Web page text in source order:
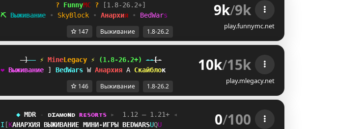
? FunnyMC ? [1 . 8-26. 2+]
⛏ Выживание • SkyBl ock • Анархия • BedWars 9k/9k
play.funnymc.net
147 Выживание 1.8-26.2
-]-- ⚡ MineLegacy ⚡ (1.8-26.2+) --[-
❤ Выживание T BedWars I Анархия B Скайблок 10k/15k
play.mlegacy.net
146 Выживание 1.8-26.2
◆ MDR - ᴅɪᴀᴍᴏɴᴅ ʀᴇsoʀᴛs ▸ 1.12 – 1.21+
◂
@ OUАНАРХИЯ ВЫЖИВАНИЕ МИНИ‑ИГРЫ BEDWARSKRH 0/100